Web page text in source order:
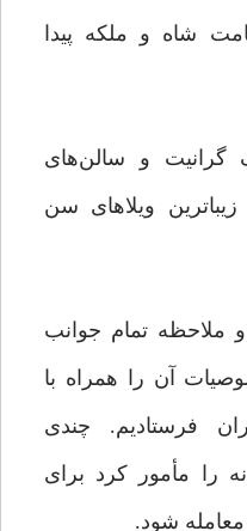
شاه و ملکه پیدا
گرانیت و سالن‌های
ویلاهای سن
ملاحظه تمام جوانب
آن را همراه با
فرستادیم. چندی
را مأمور کرد برای
معامله شود.